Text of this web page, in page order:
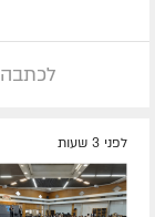
לכתבה
לפני 3 שעות